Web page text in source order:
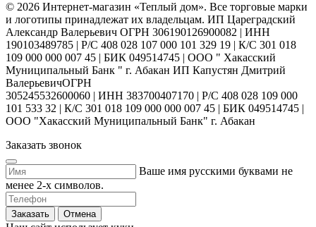
© 2026 Интернет-магазин «Теплый дом». Все торговые марки
и логотипы принадлежат их владельцам. ИП Цареградский
Александр Валерьевич ОГРН 306190126900082 | ИНН
190103489785 | Р/С 408 028 107 000 101 329 19 | К/С 301 018
109 000 000 007 45 | БИК 049514745 | ООО " Хакасский
Муниципальный Банк " г. Абакан ИП Капустян Дмитрий
ВалерьевичОГРН
305245532600060 | ИНН 383700407170 | Р/С 408 028 109 000
101 533 32 | К/С 301 018 109 000 000 007 45 | БИК 049514745 |
ООО "Хакасский Муниципальный Банк" г. Абакан
Заказать звонок
Ваше имя русскими буквами не
менее 2-х символов.
Заказать Отмена